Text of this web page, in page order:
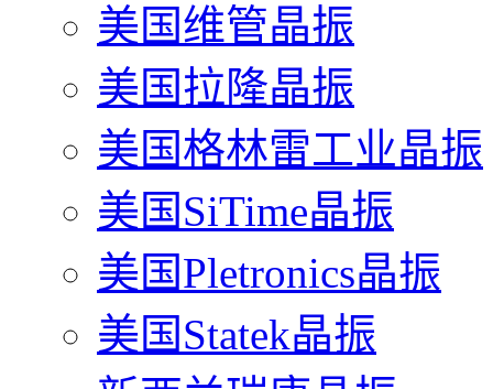
美国维管晶振
美国拉隆晶振
美国格林雷工业晶振
美国SiTime晶振
美国Pletronics晶振
美国Statek晶振